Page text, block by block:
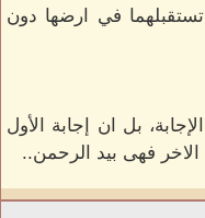
في ارضها دون
بل ان إجابة الأول
الاخر فهى بيد الرحمن..